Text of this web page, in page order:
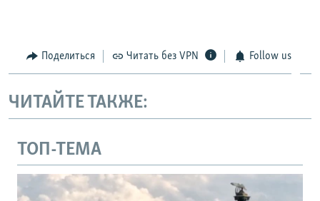
Поделиться Читать без VPN Follow us
ЧИТАЙТЕ ТАКЖЕ:
ТОП-ТЕМА